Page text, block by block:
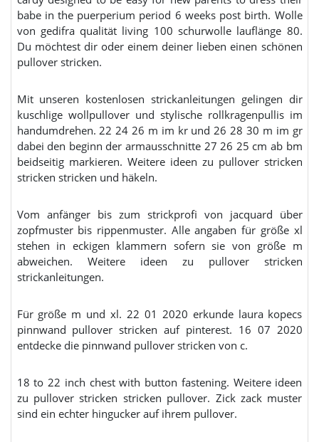
babe in the puerperium period 6 weeks post birth. Wolle
von gedifra qualität living 100 schurwolle lauflänge 80.
Du möchtest dir oder einem deiner lieben einen schönen
pullover stricken.
Mit unseren kostenlosen strickanleitungen gelingen dir
kuschlige wollpullover und stylische rollkragenpullis im
handumdrehen. 22 24 26 m im kr und 26 28 30 m im gr
dabei den beginn der armausschnitte 27 26 25 cm ab bm
beidseitig markieren. Weitere ideen zu pullover stricken
stricken stricken und häkeln.
Vom anfänger bis zum strickprofi von jacquard über
zopfmuster bis rippenmuster. Alle angaben für größe xl
stehen in eckigen klammern sofern sie von größe m
abweichen. Weitere ideen zu pullover stricken
strickanleitungen.
Für größe m und xl. 22 01 2020 erkunde laura kopecs
pinnwand pullover stricken auf pinterest. 16 07 2020
entdecke die pinnwand pullover stricken von c.
18 to 22 inch chest with button fastening. Weitere ideen
zu pullover stricken stricken pullover. Zick zack muster
sind ein echter hingucker auf ihrem pullover.